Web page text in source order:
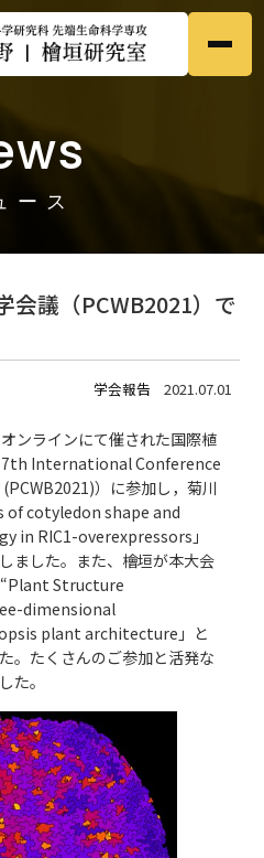
ホーム
研究内容
メンバー
Prospective
●ニュースNews
●アクセスAccess
ース
会議（PCWB2021）で
学会報告 2021.07.01
ンラインにて催された国際植
7th International Conference
） に参加し，菊川
cotyledon shape and
in RIC1-overexpressors」
ました。また、檜垣が本大会
Structure
dimensional
plant architecture」と
。たくさんのご参加と活発な
た。